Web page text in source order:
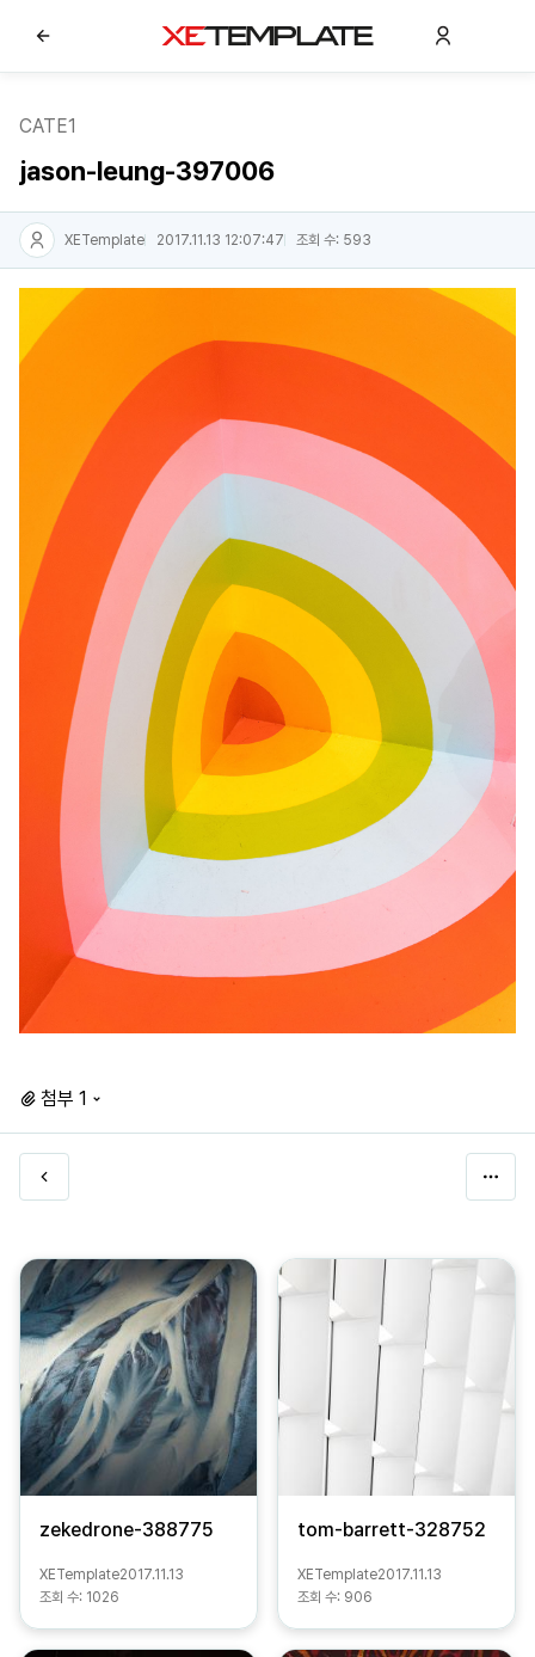
CATE1
jason-leung-397006
XETemplate 2017.11.13 12:07:47 조회 수: 593
첨부 1
zekedrone-388775
XETemplate2017.11.13
조회 수: 1026
tom-barrett-328752
XETemplate2017.11.13
조회 수: 906